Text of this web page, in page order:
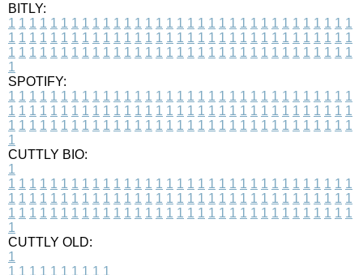
BITLY:
1 1 1 1 1 1 1 1 1 1 1 1 1 1 1 1 1 1 1 1 1 1 1 1 1 1 1 1 1 1 1 1 1
1 1 1 1 1 1 1 1 1 1 1 1 1 1 1 1 1 1 1 1 1 1 1 1 1 1 1 1 1 1 1 1 1
1 1 1 1 1 1 1 1 1 1 1 1 1 1 1 1 1 1 1 1 1 1 1 1 1 1 1 1 1 1 1 1 1
1
SPOTIFY:
1 1 1 1 1 1 1 1 1 1 1 1 1 1 1 1 1 1 1 1 1 1 1 1 1 1 1 1 1 1 1 1 1
1 1 1 1 1 1 1 1 1 1 1 1 1 1 1 1 1 1 1 1 1 1 1 1 1 1 1 1 1 1 1 1 1
1 1 1 1 1 1 1 1 1 1 1 1 1 1 1 1 1 1 1 1 1 1 1 1 1 1 1 1 1 1 1 1 1
1
CUTTLY BIO:
1
1 1 1 1 1 1 1 1 1 1 1 1 1 1 1 1 1 1 1 1 1 1 1 1 1 1 1 1 1 1 1 1 1
1 1 1 1 1 1 1 1 1 1 1 1 1 1 1 1 1 1 1 1 1 1 1 1 1 1 1 1 1 1 1 1 1
1 1 1 1 1 1 1 1 1 1 1 1 1 1 1 1 1 1 1 1 1 1 1 1 1 1 1 1 1 1 1 1 1
1
CUTTLY OLD:
1
1 1 1 1 1 1 1 1 1 1